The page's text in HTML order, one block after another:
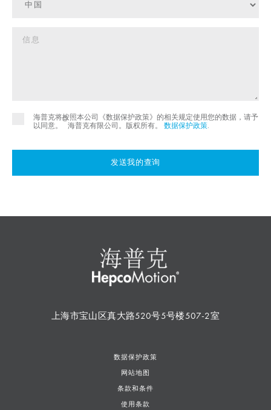
海普克将按照本公司《数据保护政策》的相关规定使用您的数据，请予
以同意。
©
海普克有限公司。版权所有。 数据保护政策
发送我的查询
上海市宝山区真大路520号5号楼507-2室
数据保护政策
网站地图
条款和条件
使用条款